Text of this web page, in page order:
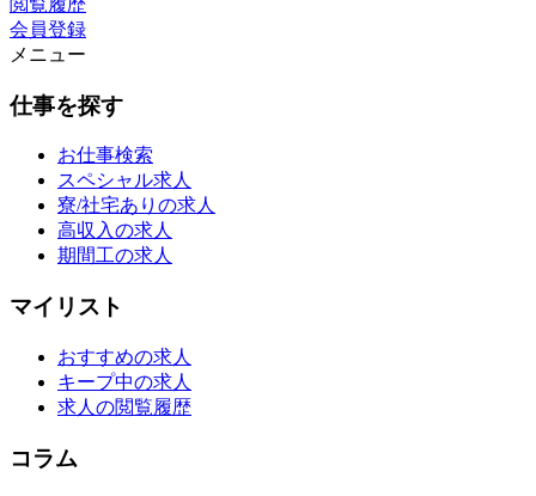
閲覧履歴
会員登録
メニュー
仕事を探す
お仕事検索
スペシャル求人
寮/社宅ありの求人
高収入の求人
期間工の求人
マイリスト
おすすめの求人
キープ中の求人
求人の閲覧履歴
コラム